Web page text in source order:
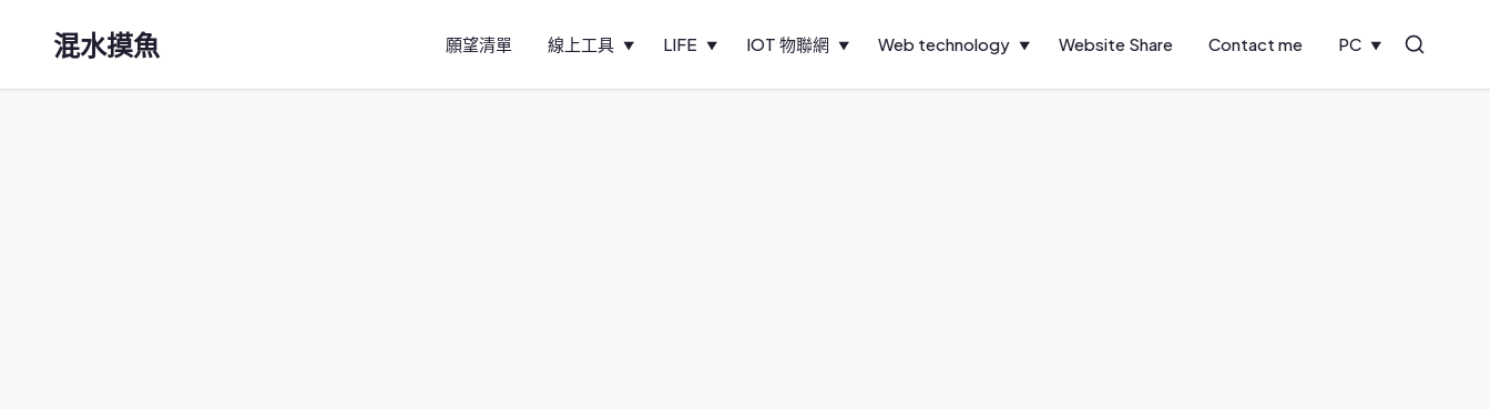
混水摸魚 願望清單 線上工具 LIFE IOT 物聯網 Web technology Website Share Contact me PC Search